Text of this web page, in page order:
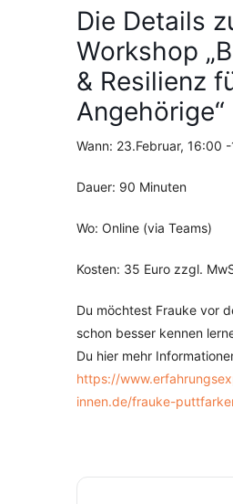
Die Details
Workshop
& Resilienz
Angehörige“
Wann: 23.Februar, 16:00
Dauer: 90 Minuten
Wo: Online (via Teams)
Kosten: 35 Euro zzgl.
Du möchtest Frauke vor
schon besser kennen
Du hier mehr
https://
innen.de/frauke-